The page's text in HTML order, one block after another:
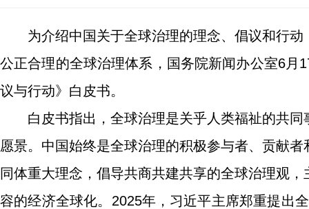
为介绍中国关于全球治理的理念、倡议和行
公正合理的全球治理体系，国务院新闻办公室6
议与行动》白皮书。
白皮书指出，全球治理是关乎人类福祉的共
愿景。中国始终是全球治理的积极参与者、贡献
同体重大理念，倡导共商共建共享的全球治理观
容的经济全球化。2025年，习近平主席郑重提出